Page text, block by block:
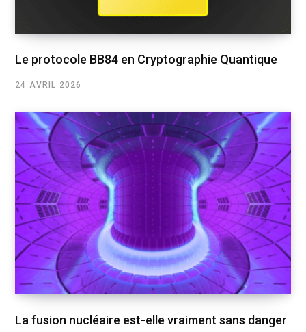
Le protocole BB84 en Cryptographie Quantique
24 AVRIL 2026
La fusion nucléaire est-elle vraiment sans danger